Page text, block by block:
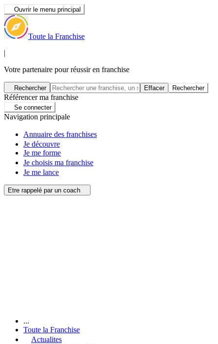
Ouvrir le menu principal
Toute la Franchise
|
Votre partenaire pour réussir en franchise
Rechercher Effacer Rechercher
Référencer ma franchise
Se connecter
Navigation principale
Annuaire des franchises
Je découvre
Je me forme
Je choisis ma franchise
Je me lance
Etre rappelé par un coach
...
Toute la Franchise
Actualites